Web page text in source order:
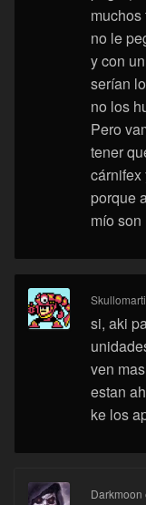
no le
y con
serían
no los
Pero
tener
porque
mío
si, aki
ven
estan
ke los
Darkmoon